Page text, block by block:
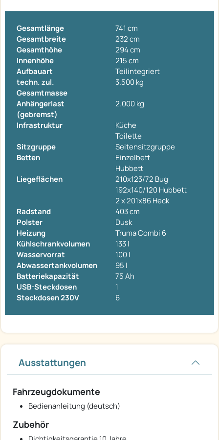
Gesamtlänge
741 cm
Gesamtbreite
232 cm
Gesamthöhe
294 cm
Innenhöhe
215 cm
Aufbauart
Teilintegriert
techn. zul.
Gesamtmasse
3.500 kg
Anhängerlast
(gebremst)
2.000 kg
Infrastruktur
Küche
Toilette
Sitzgruppe
Seitensitzgruppe
Betten
Einzelbett
Hubbett
Liegeflächen
210x123/72 Bug
192x140/120 Hubbett
2 x 201x86 Heck
Radstand
403 cm
Polster
Dusk
Heizung
Truma Combi 6
Kühlschrankvolumen
133 l
Wasservorrat
100 l
Abwassertankvolumen
95 l
Batteriekapazität
75 Ah
USB-Steckdosen
1
Steckdosen 230V
6
Ausstattungen
Fahrzeugdokumente
Bedienanleitung (deutsch)
Zubehör